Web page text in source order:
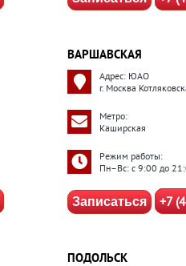
ВАРШАВСКАЯ
Адрес: ЮАО
г. Москва
Метро:
Каширская
Режим работы:
Пн–Вс: с 9:00 до
Записаться +7
ПОДОЛЬСК